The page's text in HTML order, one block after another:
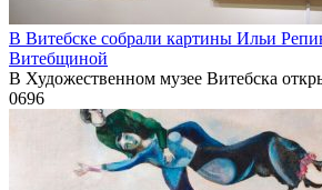
В Витебске собрали картины Ильи
Витебщиной
В Художественном музее Витебска
0696